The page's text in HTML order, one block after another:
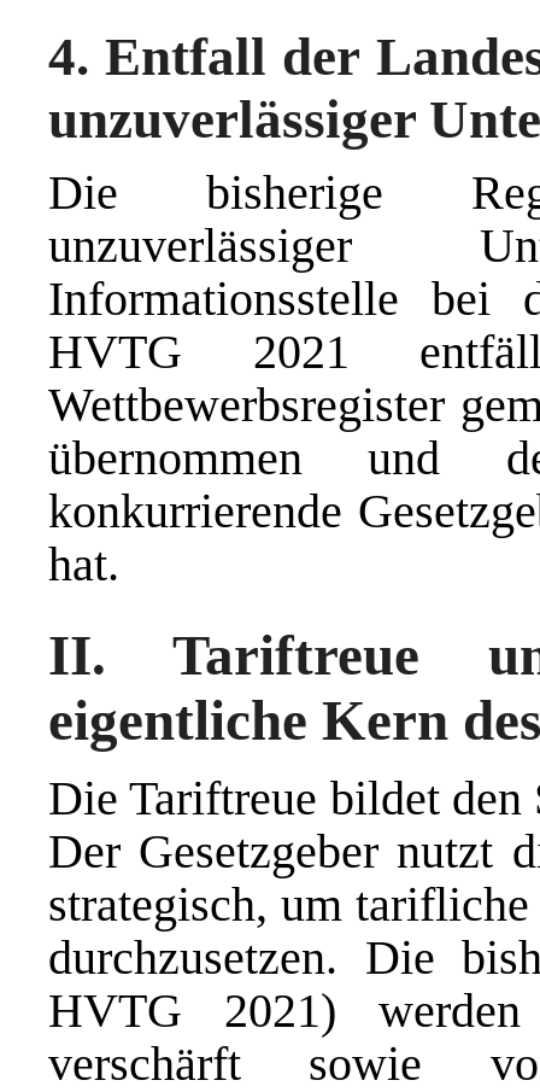
4. Entfall der
unzuverlässiger
Die bisherige
unzuverlässiger
Informationsstelle
HVTG 2021
Wettbewerbsregister
übernommen und
konkurrierende
hat.
II. Tariftreue
eigentliche Kern
Die Tariftreue bildet
Der Gesetzgeber nutzt
strategisch, um
durchzusetzen. Die
HVTG 2021)
verschärft sowie